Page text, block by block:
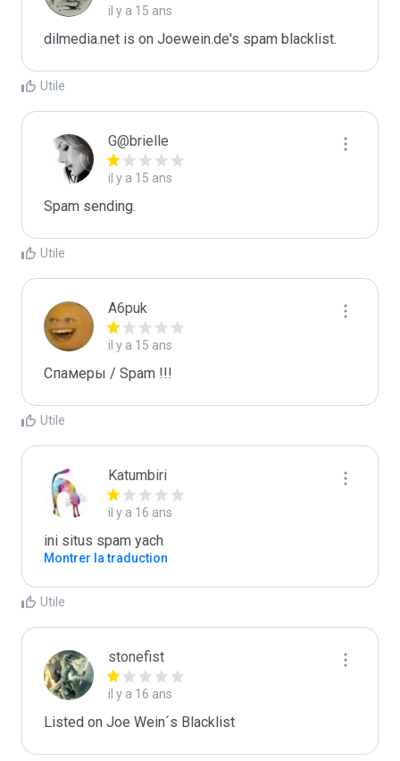
il y a 15 ans
dilmedia.net is on Joewein.de's spam blacklist.
Utile
G@brielle
il y a 15 ans
Spam sending.
Utile
A6puk
il y a 15 ans
Спамеры / Spam !!!
Utile
Katumbiri
il y a 16 ans
ini situs spam yach
Montrer la traduction
Utile
stonefist
il y a 16 ans
Listed on Joe Wein´s Blacklist